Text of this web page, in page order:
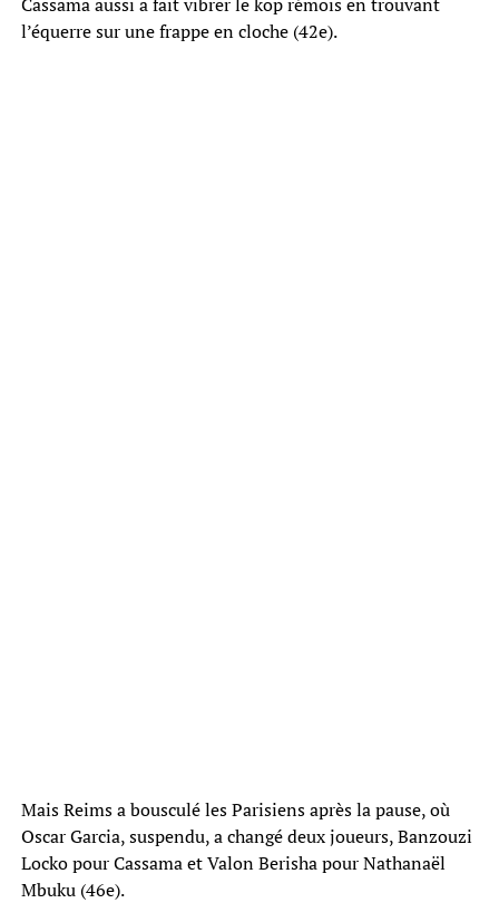
l’équerre sur une frappe en cloche (42e).
Mais Reims a bousculé les Parisiens après la pause, où
Oscar Garcia, suspendu, a changé deux joueurs, Banzouzi
Locko pour Cassama et Valon Berisha pour Nathanaël
Mbuku (46e).